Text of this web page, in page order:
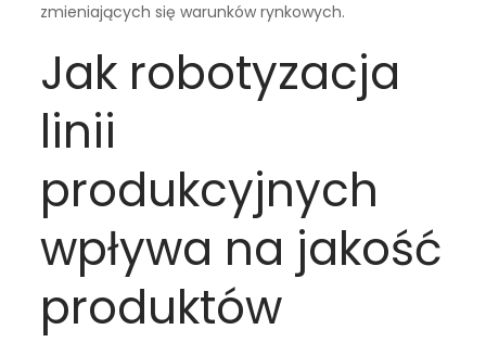
zmieniających się warunków rynkowych.
Jak robotyzacja
linii
produkcyjnych
wpływa na jakość
produktów